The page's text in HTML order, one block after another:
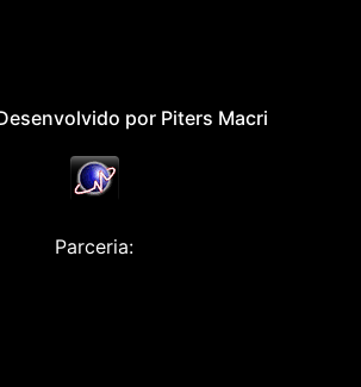
por Piters Macri
Parceria: